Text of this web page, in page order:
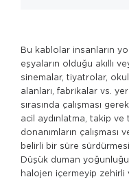
Bu kablolar insanların
eşyaların olduğu akıllı
sinemalar, tiyatrolar,
alanları, fabrikalar vs.
sırasında çalışması
acil aydınlatma, takip
donanımların
belirli bir süre
Düşük duman
halojen içermeyip zehirli